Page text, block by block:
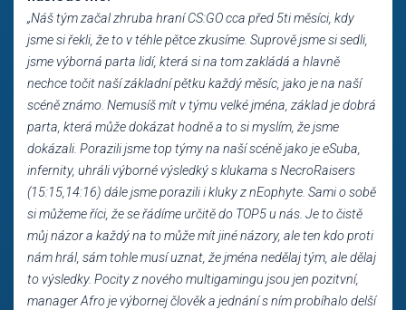
„Náš tým začal zhruba hraní CS:GO cca před 5ti měsíci, kdy
jsme si řekli, že to v téhle pětce zkusíme. Suprově jsme si sedli,
jsme výborná parta lidí, která si na tom zakládá a hlavně
nechce točit naší základní pětku každý měsíc, jako je na naší
scéně známo. Nemusíš mít v týmu velké jména, základ je dobrá
parta, která může dokázat hodně a to si myslím, že jsme
dokázali. Porazili jsme top týmy na naší scéně jako je eSuba,
infernity, uhráli výborné výsledký s klukama s NecroRaisers
(15:15,14:16) dále jsme porazili i kluky z nEophyte. Sami o sobě
si můžeme říci, že se řádíme určitě do TOP5 u nás. Je to čistě
můj názor a každý na to může mít jiné názory, ale ten kdo proti
nám hrál, sám tohle musí uznat, že jména nedělaj tým, ale dělaj
to výsledky. Pocity z nového multigamingu jsou jen pozitvní,
manager Afro je výbornej člověk a jednání s ním probíhalo delší